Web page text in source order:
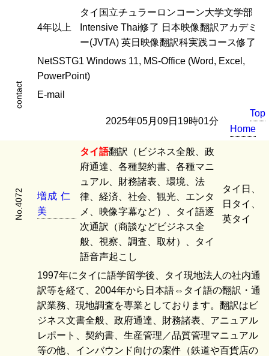
4年以上
タイ国立チュラーロンコーン大学文学部
Intensive Thai修了 日本映像翻訳アカデミ
ー(JVTA) 英日映像翻訳科実践コース修了
NetSSTG1 Windows 11, MS-Office (Word, Excel,
PowerPoint)
contact E-mail
2025年05月09日19時01分
Top
Home
No.4072 増 成 仁
美
タイ語翻訳（ビジネス全般、政
府通達、各種契約書、各種マニ
ュアル、財務諸表、環境、法
律、経済、社会、観光、エンタ
メ、映像字幕など）、タイ語逐
次通訳（商談などビジネス全
般、視察、調査、取材）、タイ
語音声起こし
タイ日、
日タイ、
英タイ
1997年にタイに語学留学後、タイ現地法人の社内通
訳等を経て、2004年から日本語⇔タイ語の翻訳・通
訳業務、現地調査を専業としております。翻訳はビ
ジネス文書全般、政府通達、財務諸表、アニュアル
レポート、契約書、生産管理／品質管理マニュアル
等の他、インバウンド向けの案件（鉄道や百貨店の